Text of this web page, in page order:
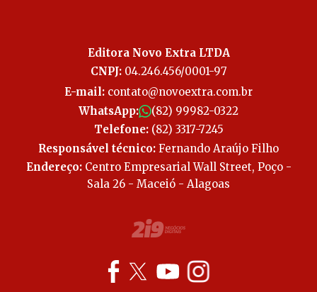
Editora Novo Extra LTDA
CNPJ:04.246.456/0001-97
E-mail: contato@novoextra.com.br
WhatsApp:
(82) 99982-0322
Telefone:(82) 3317-7245
Responsável técnico: Fernando Araújo Filho
Endereço:Centro Empresarial Wall Street, Poço -
Sala 26 - Maceió - Alagoas